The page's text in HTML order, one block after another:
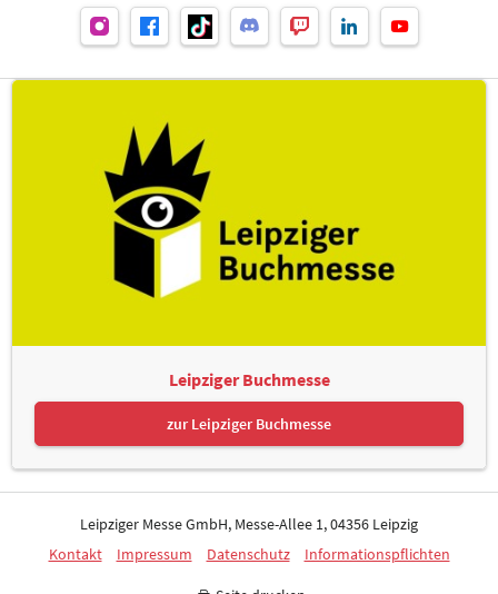
Leipziger Buchmesse
zur Leipziger Buchmesse
Leipziger Messe GmbH, Messe-Allee 1, 04356 Leipzig
Kontakt
Impressum Datenschutz Informationspflichten